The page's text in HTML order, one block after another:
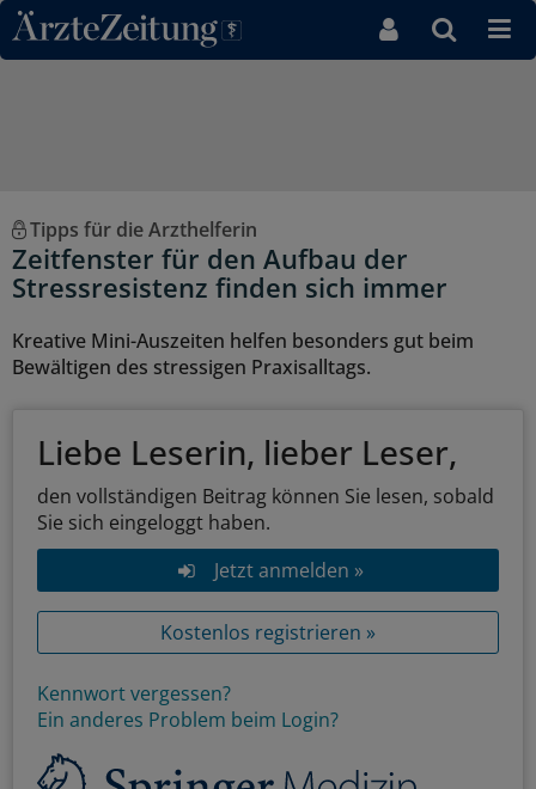
Direkt zum Inhaltsbereich
Tipps für die Arzthelferin
Zeitfenster für den Aufbau der
Stressresistenz finden sich immer
Kreative Mini-Auszeiten helfen besonders gut beim
Bewältigen des stressigen Praxisalltags.
Liebe Leserin, lieber Leser,
den vollständigen Beitrag können Sie lesen, sobald
Sie sich eingeloggt haben.
Jetzt anmelden »
Kostenlos registrieren »
Kennwort vergessen?
Ein anderes Problem beim Login?